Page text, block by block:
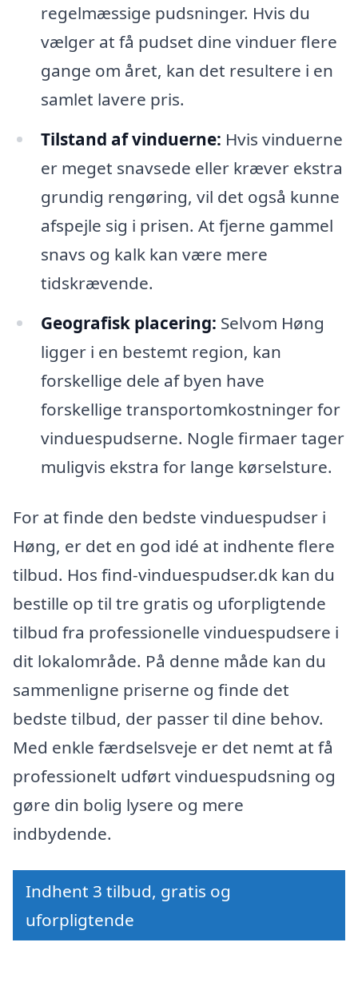
regelmæssige pudsninger. Hvis du
vælger at få pudset dine vinduer flere
gange om året, kan det resultere i en
samlet lavere pris.
Tilstand af vinduerne: Hvis vinduerne
er meget snavsede eller kræver ekstra
grundig rengøring, vil det også kunne
afspejle sig i prisen. At fjerne gammel
snavs og kalk kan være mere
tidskrævende.
Geografisk placering: Selvom Høng
ligger i en bestemt region, kan
forskellige dele af byen have
forskellige transportomkostninger for
vinduespudserne. Nogle firmaer tager
muligvis ekstra for lange kørselsture.
For at finde den bedste vinduespudser i
Høng, er det en god idé at indhente flere
tilbud. Hos find-vinduespudser.dk kan du
bestille op til tre gratis og uforpligtende
tilbud fra professionelle vinduespudsere i
dit lokalområde. På denne måde kan du
sammenligne priserne og finde det
bedste tilbud, der passer til dine behov.
Med enkle færdselsveje er det nemt at få
professionelt udført vinduespudsning og
gøre din bolig lysere og mere
indbydende.
Indhent 3 tilbud, gratis og
uforpligtende